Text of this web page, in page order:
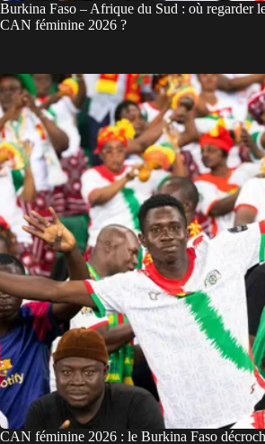
Burkina Faso – Afrique du Sud : où regarder
CAN féminine 2026 ?
CAN féminine 2026 : le Burkina Faso